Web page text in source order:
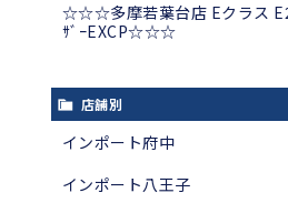
☆☆☆多摩若葉台店 Eクラス
ｻﾞｰEXCP☆☆☆
店舗別
インポート府中
インポート八王子